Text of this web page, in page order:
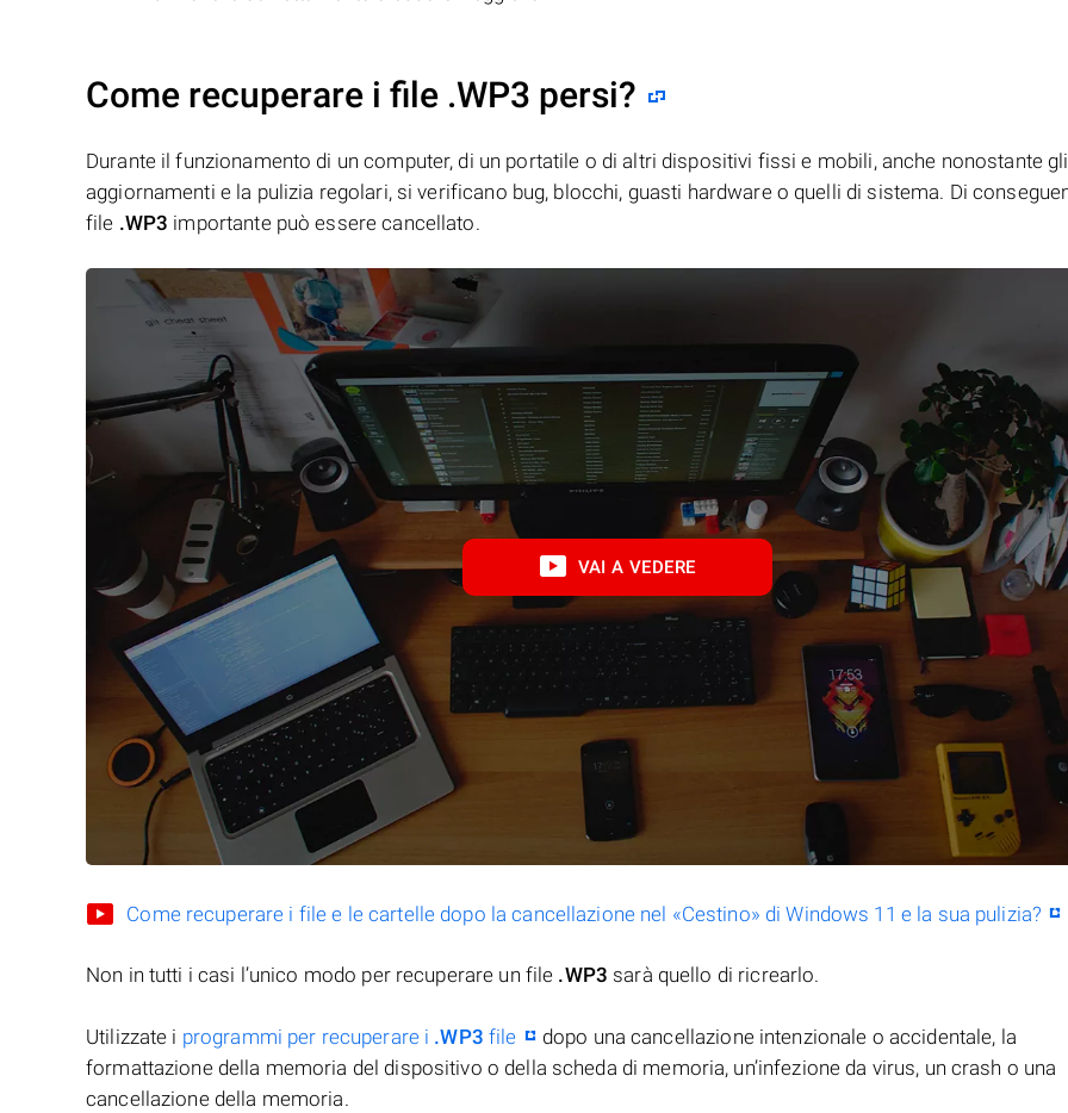
Come recuperare i file .WP3 persi?
Durante il funzionamento di un computer, di un portatile o di altri dispositivi fissi e mobili, anche nonostante gli
aggiornamenti e la pulizia regolari, si verificano bug, blocchi, guasti hardware o quelli di sistema. Di
file .WP3 importante può essere cancellato.
VAI A VEDERE
Come recuperare i file e le cartelle dopo la cancellazione nel «Cestino» di Windows 11 e la sua pulizia?
Non in tutti i casi l’unico modo per recuperare un file .WP3 sarà quello di ricrearlo.
Utilizzate i programmi per recuperare i .WP3 file
dopo una cancellazione intenzionale o accidentale, la
formattazione della memoria del dispositivo o della scheda di memoria, un’infezione da virus, un crash o una
cancellazione della memoria.